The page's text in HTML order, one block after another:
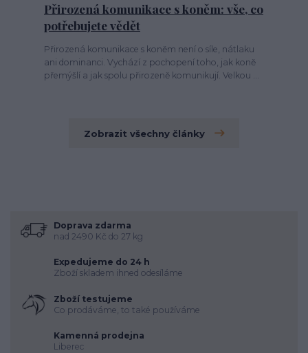
Přirozená komunikace s koněm: vše, co
potřebujete vědět
Přirozená komunikace s koněm není o síle, nátlaku
ani dominanci. Vychází z pochopení toho, jak koně
přemýšlí a jak spolu přirozeně komunikují. Velkou ...
Zobrazit všechny články
Doprava zdarma
nad 2490 Kč do 27 kg
Expedujeme do 24 h
Zboží skladem ihned odesíláme
Zboží testujeme
Co prodáváme, to také používáme
Kamenná prodejna
Liberec